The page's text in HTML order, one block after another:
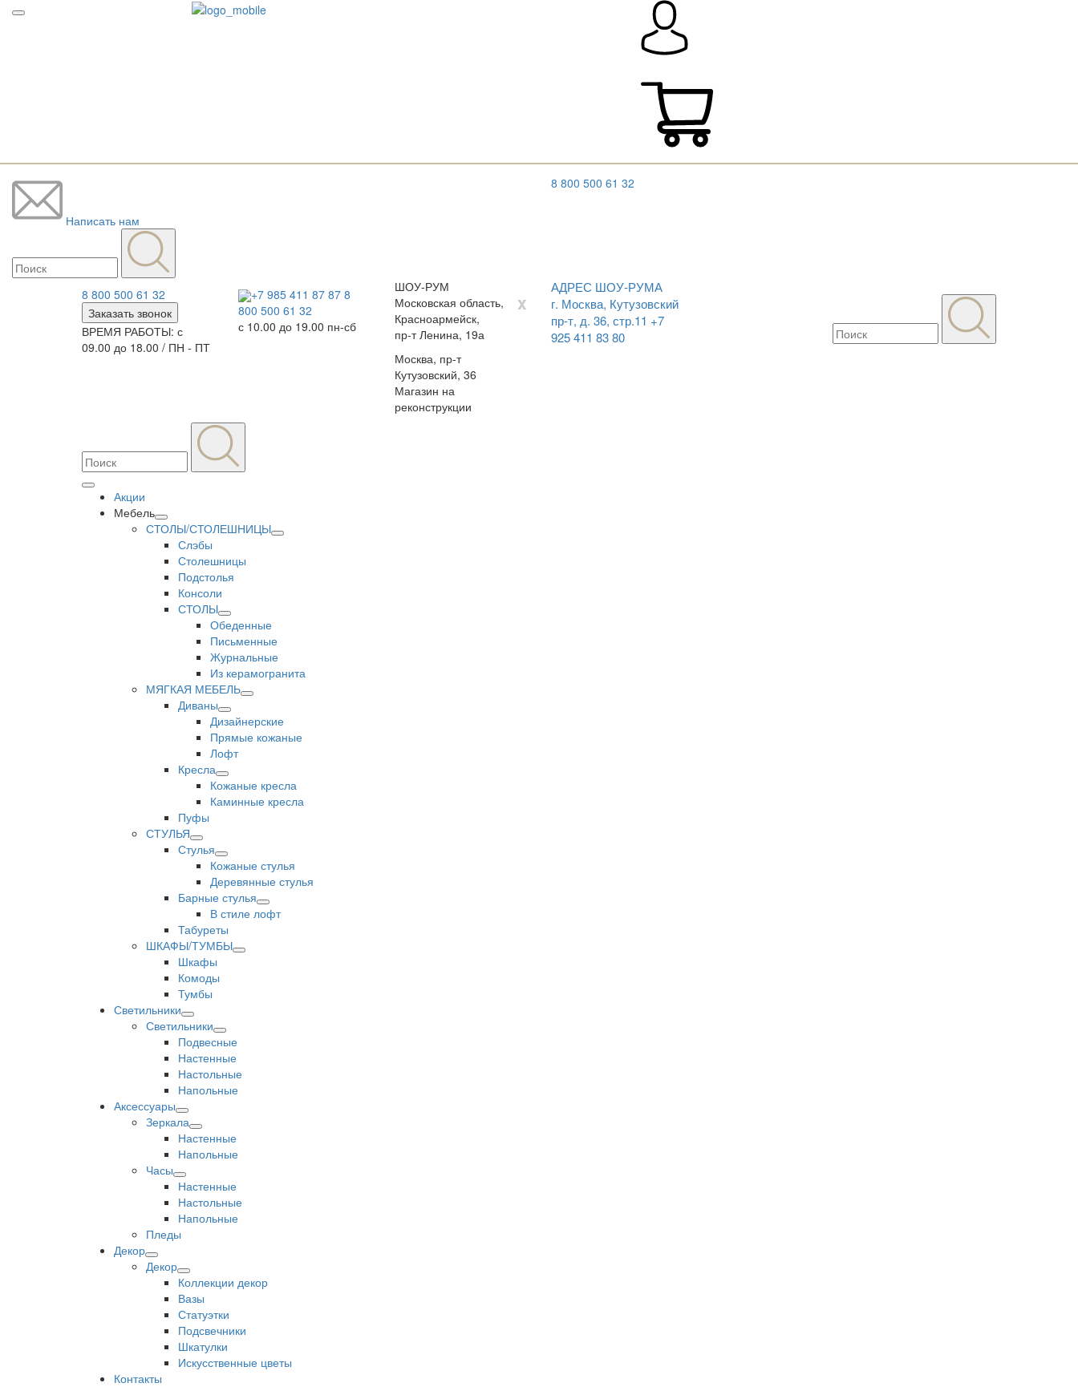
Написать нам
8 800 500 61 32
8 800 500 61 32
Заказать звонок
ВРЕМЯ РАБОТЫ: с
09.00 до 18.00 / ПН - ПТ
+7 985 411 87 87 8
800 500 61 32
с 10.00 до 19.00 пн-сб
ШОУ-РУМ
x
Московская область,
Красноармейск,
пр-т Ленина, 19а
Москва, пр-т
Кутузовский, 36
Магазин на
реконструкции
АДРЕС ШОУ-РУМА
г. Москва, Кутузовский
пр-т, д. 36, стр.11 +7
925 411 83 80
Акции
Мебель
СТОЛЫ/СТОЛЕШНИЦЫ
Слэбы
Столешницы
Подстолья
Консоли
СТОЛЫ
Обеденные
Письменные
Журнальные
Из керамогранита
МЯГКАЯ МЕБЕЛЬ
Диваны
Дизайнерские
Прямые кожаные
Лофт
Кресла
Кожаные кресла
Каминные кресла
Пуфы
СТУЛЬЯ
Стулья
Кожаные стулья
Деревянные стулья
Барные стулья
В стиле лофт
Табуреты
ШКАФЫ/ТУМБЫ
Шкафы
Комоды
Тумбы
Светильники
Светильники
Подвесные
Настенные
Настольные
Напольные
Аксессуары
Зеркала
Настенные
Напольные
Часы
Настенные
Настольные
Напольные
Пледы
Декор
Декор
Коллекции декор
Вазы
Статуэтки
Подсвечники
Шкатулки
Искусственные цветы
Контакты